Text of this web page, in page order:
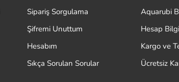
Sipariş Sorgulama
Şifremi Unuttum
Hesabım
Sıkça Sorulan Sorular
Aquarubi
Hesap
Kargo ve
Ücretsiz